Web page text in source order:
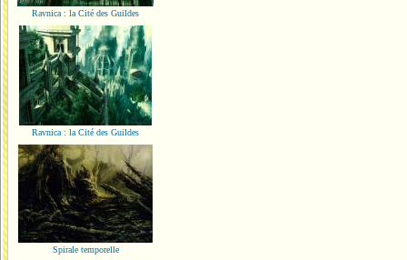
Ravnica : la Cité des Guildes
Ravnica : la Cité des Guildes
Spirale temporelle